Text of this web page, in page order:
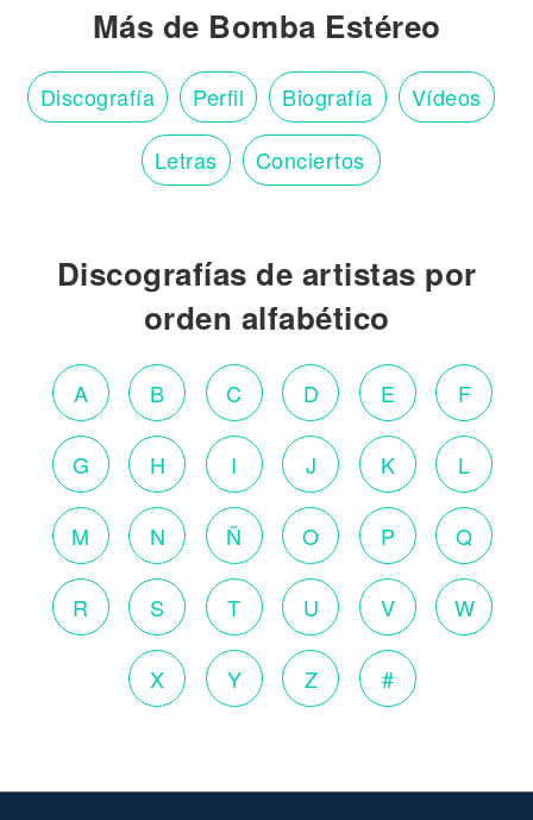
Más de Bomba Estéreo
Discografía Perfil Biografía Vídeos
Letras Conciertos
Discografías de artistas por
orden alfabético
A B C D E F
G H I J K L
M N Ñ O P Q
R S T U V W
X Y Z #